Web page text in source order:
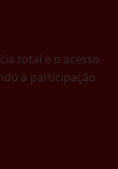
total e o acesso
a participação